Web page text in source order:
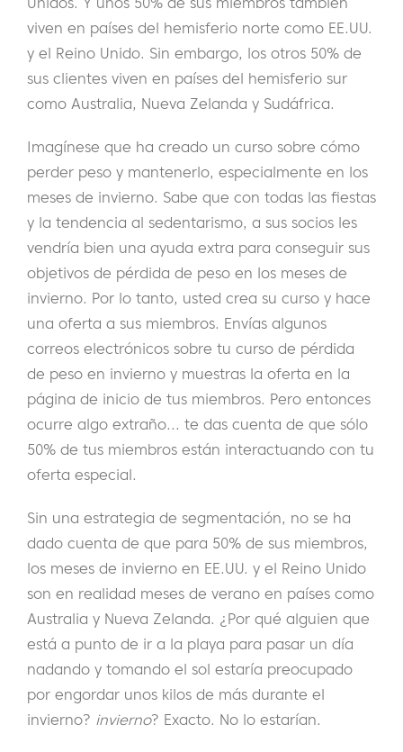
viven en países del hemisferio norte como EE.UU.
y el Reino Unido. Sin embargo, los otros 50% de
sus clientes viven en países del hemisferio sur
como Australia, Nueva Zelanda y Sudáfrica.
Imagínese que ha creado un curso sobre cómo
perder peso y mantenerlo, especialmente en los
meses de invierno. Sabe que con todas las fiestas
y la tendencia al sedentarismo, a sus socios les
vendría bien una ayuda extra para conseguir sus
objetivos de pérdida de peso en los meses de
invierno. Por lo tanto, usted crea su curso y hace
una oferta a sus miembros. Envías algunos
correos electrónicos sobre tu curso de pérdida
de peso en invierno y muestras la oferta en la
página de inicio de tus miembros. Pero entonces
ocurre algo extraño... te das cuenta de que sólo
50% de tus miembros están interactuando con tu
oferta especial.
Sin una estrategia de segmentación, no se ha
dado cuenta de que para 50% de sus miembros,
los meses de invierno en EE.UU. y el Reino Unido
son en realidad meses de verano en países como
Australia y Nueva Zelanda. ¿Por qué alguien que
está a punto de ir a la playa para pasar un día
nadando y tomando el sol estaría preocupado
por engordar unos kilos de más durante el
invierno? invierno? Exacto. No lo estarían.